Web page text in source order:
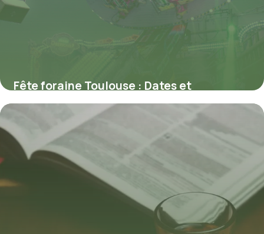
Fête foraine Toulouse : Dates et
attractions 2026